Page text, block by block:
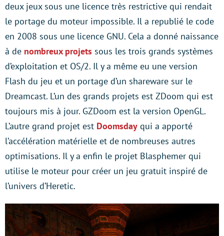
deux jeux sous une licence très restrictive qui rendait
le portage du moteur impossible. Il a republié le code
en 2008 sous une licence GNU. Cela a donné naissance
à de nombreux projets sous les trois grands systèmes
d’exploitation et OS/2. Il y a même eu une version
Flash du jeu et un portage d’un shareware sur le
Dreamcast. L’un des grands projets est ZDoom qui est
toujours mis à jour. GZDoom est la version OpenGL.
L’autre grand projet est Doomsday qui a apporté
l’accélération matérielle et de nombreuses autres
optimisations. Il y a enfin le projet Blasphemer qui
utilise le moteur pour créer un jeu gratuit inspiré de
l’univers d’Heretic.